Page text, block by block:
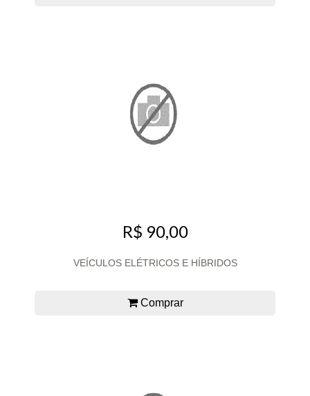
R$ 90,00
VEÍCULOS ELÉTRICOS E HÍBRIDOS
Comprar